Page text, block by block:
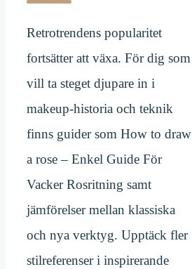
Retrotrendens popularitet
fortsätter att växa. För dig som
vill ta steget djupare in i
makeup-historia och teknik
finns guider som How to draw
a rose – Enkel Guide För
Vacker Rosritning samt
jämförelser mellan klassiska
och nya verktyg. Upptäck fler
stilreferenser i inspirerande